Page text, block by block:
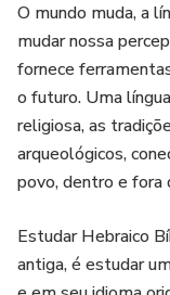
O mundo muda, a
mudar nossa
fornece
o futuro. Uma
religiosa, as
arqueológicos,
povo, dentro e fora
Estudar Hebraico
antiga, é estudar